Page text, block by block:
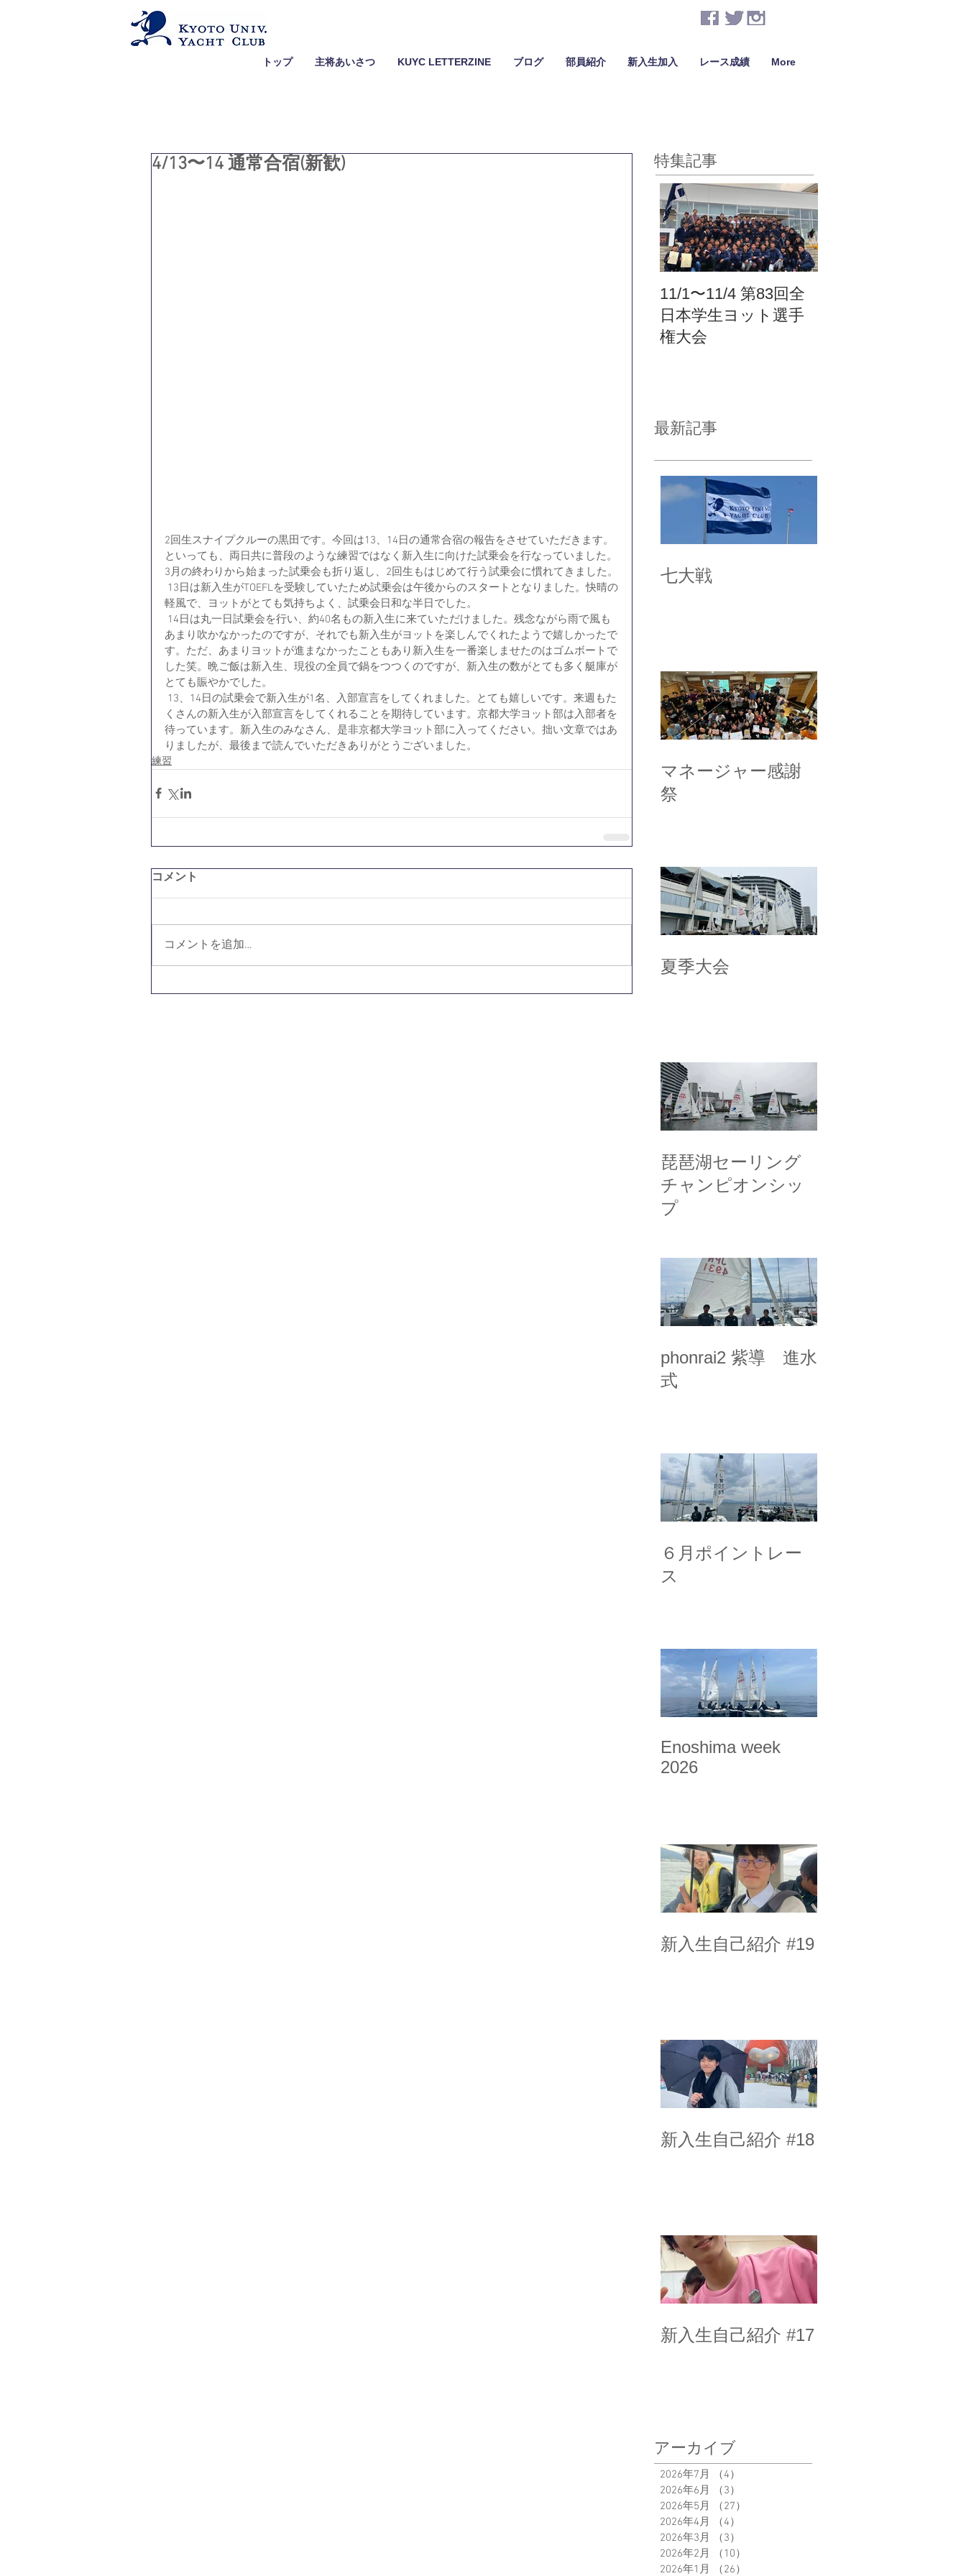
トップ 主将あいさつ KUYC LETTERZINE ブログ 部員紹介 新入生加入 レース成績 More
4/13〜14 通常合宿(新歓)
2回生スナイプクルーの黒田です。今回は13、14日の通常合宿の報告をさせていただきます。
といっても、両日共に普段のような練習ではなく新入生に向けた試乗会を行なっていました。
3月の終わりから始まった試乗会も折り返し、2回生もはじめて行う試乗会に慣れてきました。
軽風で、ヨットがとても気持ちよく、試乗会日和な半日でした。
あまり吹かなかったのですが、それでも新入生がヨットを楽しんでくれたようで嬉しかったで
す。ただ、あまりヨットが進まなかったこともあり新入生を一番楽しませたのはゴムボートで
した笑。晩ご飯は新入生、現役の全員で鍋をつつくのですが、新入生の数がとても多く艇庫が
とても賑やかでした。
くさんの新入生が入部宣言をしてくれることを期待しています。京都大学ヨット部は入部者を
待っています。新入生のみなさん、是非京都大学ヨット部に入ってください。拙い文章ではあ
りましたが、最後まで読んでいただきありがとうございました。
練習
コメント
コメントを追加…
特集記事
11/1〜11/4 第83回全
日本学生ヨット選手
権大会
最新記事
七大戦
マネージャー感謝
祭
夏季大会
琵琶湖セーリング
チャンピオンシッ
プ
phonrai2 紫導 進水
式
６月ポイントレー
ス
Enoshima week
2026
新入生自己紹介 #19
新入生自己紹介 #18
新入生自己紹介 #17
アーカイブ
2026年7月 （4）
2026年6月
（3）
2026年5月
（27）
2026年4月
（4）
2026年3月
（3）
2026年2月
（10）
2026年1月
（26）